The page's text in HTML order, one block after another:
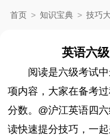
首页 > 知识宝典 > 技巧
英语六
阅读是六级考试
项内容，大家在备考
分数。@沪江英语四
读快速提分技巧，一起